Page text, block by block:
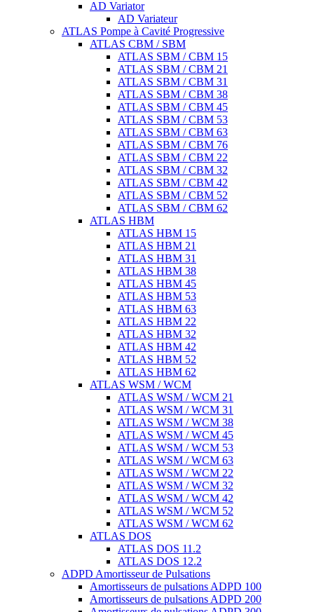
AD Variator
AD Variateur
ATLAS Pompe à Cavité Progressive
ATLAS CBM / SBM
ATLAS SBM / CBM 15
ATLAS SBM / CBM 21
ATLAS SBM / CBM 31
ATLAS SBM / CBM 38
ATLAS SBM / CBM 45
ATLAS SBM / CBM 53
ATLAS SBM / CBM 63
ATLAS SBM / CBM 76
ATLAS SBM / CBM 22
ATLAS SBM / CBM 32
ATLAS SBM / CBM 42
ATLAS SBM / CBM 52
ATLAS SBM / CBM 62
ATLAS HBM
ATLAS HBM 15
ATLAS HBM 21
ATLAS HBM 31
ATLAS HBM 38
ATLAS HBM 45
ATLAS HBM 53
ATLAS HBM 63
ATLAS HBM 22
ATLAS HBM 32
ATLAS HBM 42
ATLAS HBM 52
ATLAS HBM 62
ATLAS WSM / WCM
ATLAS WSM / WCM 21
ATLAS WSM / WCM 31
ATLAS WSM / WCM 38
ATLAS WSM / WCM 45
ATLAS WSM / WCM 53
ATLAS WSM / WCM 63
ATLAS WSM / WCM 22
ATLAS WSM / WCM 32
ATLAS WSM / WCM 42
ATLAS WSM / WCM 52
ATLAS WSM / WCM 62
ATLAS DOS
ATLAS DOS 11.2
ATLAS DOS 12.2
ADPD Amortisseur de Pulsations
Amortisseurs de pulsations ADPD 100
Amortisseurs de pulsations ADPD 200